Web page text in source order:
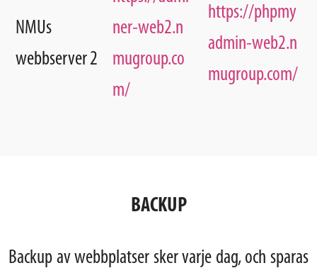
NMUs
webbserver 2
ner-web2.n
mugroup.co
m/
https://phpmy
admin-web2.n
mugroup.com/
BACKUP
Backup av webbplatser sker varje dag, och sparas